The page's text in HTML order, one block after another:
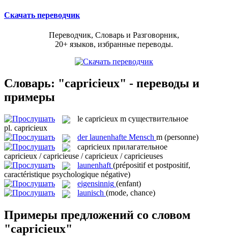
Скачать переводчик
Переводчик, Словарь и Разговорник,
20+ языков, избранные переводы.
Словарь: "capricieux" - переводы и
примеры
le capricieux m существительное
pl. capricieux
derlaunenhafte Mensch m (personne)
capricieux прилагательное
capricieux / capricieuse / capricieux / capricieuses
launenhaft (prépositif et postpositif,
caractéristique psychologique négative)
eigensinnig (enfant)
launisch (mode, chance)
Примеры предложений со словом
"capricieux"